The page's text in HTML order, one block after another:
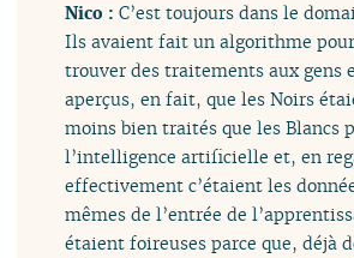
Nico :C’est toujours dans le
Ils avaient fait un algorithme pour
trouver des traitements aux gens
aperçus, en fait, que les Noirs
moins bien traités que les Blancs
l’intelligence artificielle et, en
effectivement c’étaient les
mêmes de l’entrée de
étaient foireuses parce que, déjà